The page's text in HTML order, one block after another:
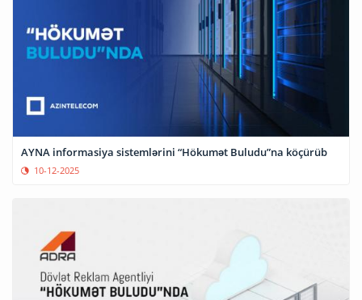
AYNA informasiya sistemlərini “Hökumət Buludu”na köçürüb
10-12-2025